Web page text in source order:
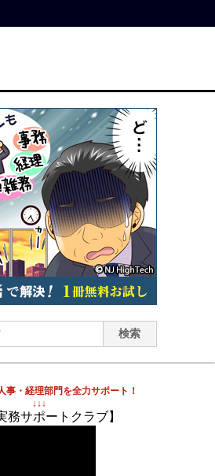
事・経理部門を全力サポート！
↓↓↓
務サポートクラブ】